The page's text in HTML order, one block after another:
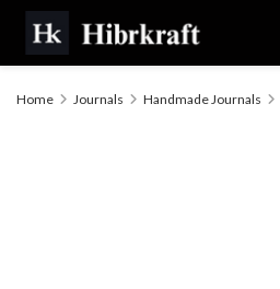
Home Journals Handmade Journals